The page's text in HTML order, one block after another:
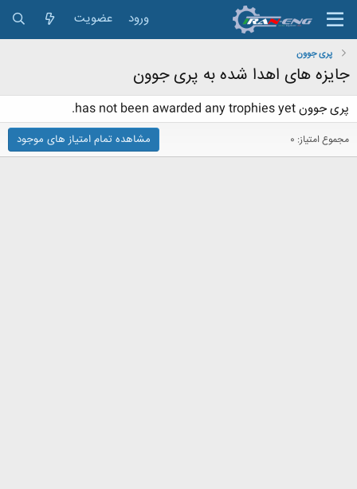
ورود عضویت
پری جوون
جایزه های اهدا شده به پری جوون
پری جوون has not been awarded any trophies yet.
مجموع امتیاز: 0 مشاهده تمام امتیاز های موجود